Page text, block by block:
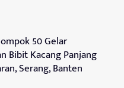
50 Gelar
Bibit Kacang Panjang
Serang, Banten